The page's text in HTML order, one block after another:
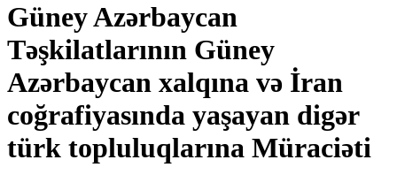
Güney Azərbaycan
Təşkilatlarının Güney
Azərbaycan xalqına və İran
coğrafiyasında yaşayan digər
türk topluluqlarına Müraciəti